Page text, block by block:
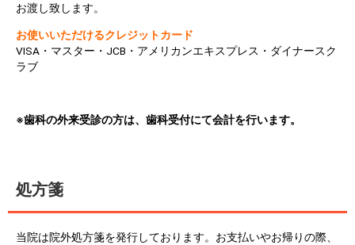
お渡し致します。
お使いいただけるクレジットカード
VISA・マスター・JCB・アメリカンエキスプレス・ダイナースク
ラブ
※歯科の外来受診の方は、歯科受付にて会計を行います。
処方箋
当院は院外処方箋を発行しております。お支払いやお帰りの際、